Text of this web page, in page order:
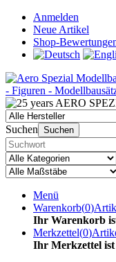
Anmelden
Neue Artikel
Shop-
Suchen Suchen
Menü
Warenkorb(0)
Ihr Warenkorb
Merkzettel(0)
Ihr Merkzettel ist